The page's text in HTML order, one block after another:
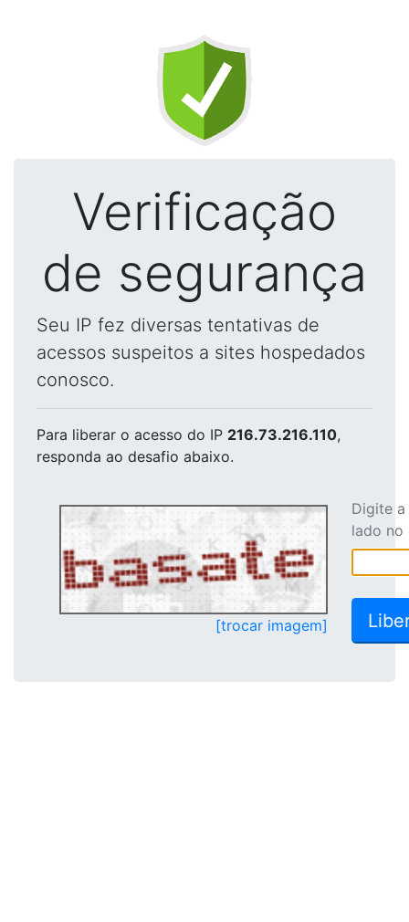
Verificação
de segurança
Seu IP fez diversas tentativas de
acessos suspeitos a sites hospedados
conosco.
Para liberar o acesso do IP 216.73.216.110,
responda ao desafio abaixo.
[trocar imagem]
Digite
lado no